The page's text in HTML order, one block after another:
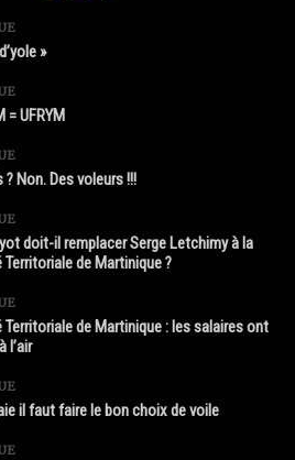
»
= UFRYM
? Non. Des voleurs !!!
doit-il remplacer Serge Letchimy à la
de Martinique ?
de Martinique : les salaires ont
l’air
il faut faire le bon choix de voile